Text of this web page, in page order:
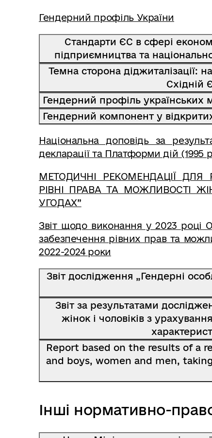
Гендерний профіль України
Стандарти ЄС в сфері
підприємництва та
Темна сторона діджиталізації:
Східній
Гендерний профіль українських
Гендерний компонент у
Національна доповідь за
декларації та Платформи дій (1995
МЕТОДИЧНІ РЕКОМЕНДАЦІЇ
РІВНІ ПРАВА ТА МОЖЛИВОСТІ
УГОДАХ”
Звіт щодо виконання у 2023 році
забезпечення рівних прав та
2022-2024 роки
Звіт дослідження „Гендерні
Звіт за результатами
жінок і чоловіків з
Report based on the results of a
and boys, women and men,
Інші нормативно-